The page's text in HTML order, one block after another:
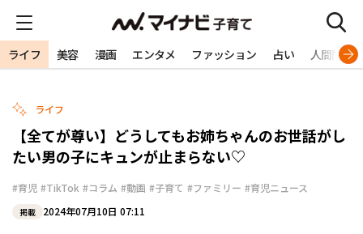
ライフ 美容 漫画 エンタメ ファッション 占い 人間関係
ライフ
【全てが尊い】どうしてもお姉ちゃんのお世話がし
たい男の子にキュンが止まらない♡
#育児 #TikTok #コラム #動画 #子育て #ファミリー #育児ニュース
掲載 2024年07月10日 07:11